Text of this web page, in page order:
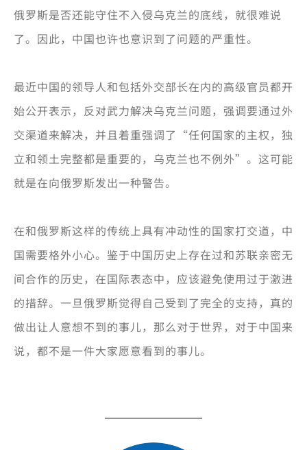
俄罗斯是否还能守住不入侵乌克兰的底线，就很难说
了。因此，中国也许也意识到了问题的严重性。
最近中国的领导人和包括外交部长在内的高级官员都开
始公开表示，反对武力解决乌克兰问题，强调要通过外
交渠道来解决，并且着重强调了“任何国家的主权，独
立和领土完整都是重要的，乌克兰也不例外”。这可能
就是在向俄罗斯发出一种警告。
在和俄罗斯这样的传统上具有冲动性的国家打交道，中
国需要格外小心。鉴于中国历史上存在过和苏联亲密无
间合作的历史，在国际表态中，应该避免使用过于激进
的措辞。一旦俄罗斯觉得自己受到了完全的支持，真的
做出让人意想不到的事儿，那么对于世界，对于中国来
说，都不是一件大家愿意看到的事儿。